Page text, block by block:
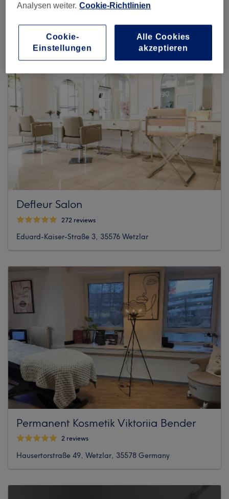
Auf Treatwell finden
Defleur Salon
272 reviews
Eduard-Kaiser-Straße 3, 35576 Wetzlar
Permanent Kosmetik Viktoriia Bender
2 reviews
Hausertorstraße 49, Wetzlar, 35578 Germany
Analysen weiter. Cookie-Richtlinien
Cookie-
Einstellungen
Alle Cookies
akzeptieren